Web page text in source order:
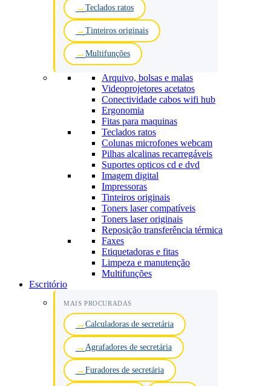
Teclados ratos
Tinteiros originais
Multifunções
Arquivo, bolsas e malas
Videoprojetores acetatos
Conectividade cabos wifi hub
Ergonomia
Fitas para maquinas
Teclados ratos
Colunas microfones webcam
Pilhas alcalinas recarregáveis
Suportes opticos cd e dvd
Imagem digital
Impressoras
Tinteiros originais
Toners laser compatíveis
Toners laser originais
Reposição transferência térmica
Faxes
Etiquetadoras e fitas
Limpeza e manutenção
Multifunções
Escritório
MAIS PROCURADAS
Calculadoras de secretária
Agrafadores de secretária
Furadores de secretária